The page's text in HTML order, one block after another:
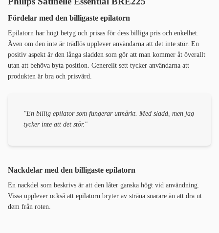
Fördelar med den billigaste epilatorn
Epilatorn har högt betyg och prisas för dess billiga pris och enkelhet.
Även om den inte är trådlös upplever användarna att det inte stör. En
positiv aspekt är den långa sladden som gör att man kommer åt överallt
utan att behöva byta position. Generellt sett tycker användarna att
produkten är bra och prisvärd.
"En billig epilator som fungerar utmärkt. Med sladd, men jag
tycker inte att det stör."
Nackdelar med den billigaste epilatorn
En nackdel som beskrivs är att den låter ganska högt vid användning.
Vissa upplever också att epilatorn bryter av stråna snarare än att dra ut
dem från roten.